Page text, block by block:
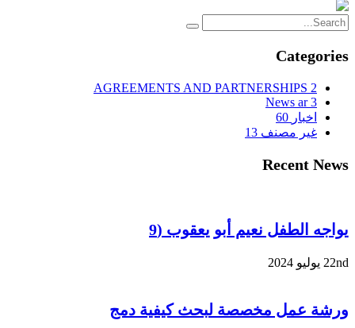
Categories
AGREEMENTS AND PARTNERSHIPS 2
News ar3
اخبار
غير مصنف
Recent News
يواجه الطفل نعيم أبو يعقوب (9
22nd يوليو 2024
ورشة عمل مخصصة لبحث كيفية دمج